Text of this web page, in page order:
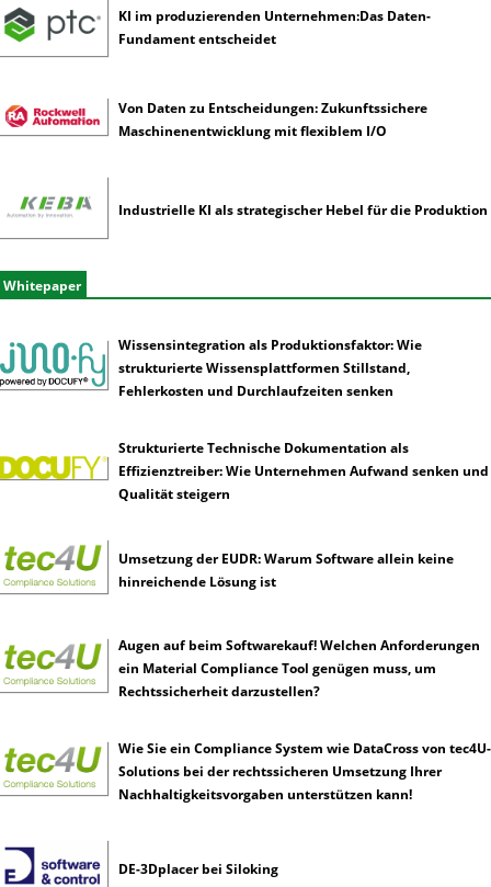
KI im produzierenden Unternehmen:Das Daten-
Fundament entscheidet
Von Daten zu Entscheidungen: Zukunftssichere
Maschinenentwicklung mit flexiblem I/O
Industrielle KI als strategischer Hebel für die Produktion
Whitepaper
Wissensintegration als Produktionsfaktor: Wie
strukturierte Wissensplattformen Stillstand,
Fehlerkosten und Durchlaufzeiten senken
Strukturierte Technische Dokumentation als
Effizienztreiber: Wie Unternehmen Aufwand senken und
Qualität steigern
Umsetzung der EUDR: Warum Software allein keine
hinreichende Lösung ist
Augen auf beim Softwarekauf! Welchen Anforderungen
ein Material Compliance Tool genügen muss, um
Rechtssicherheit darzustellen?
Wie Sie ein Compliance System wie DataCross von tec4U-
Solutions bei der rechtssicheren Umsetzung Ihrer
Nachhaltigkeitsvorgaben unterstützen kann!
DE-3Dplacer bei Siloking